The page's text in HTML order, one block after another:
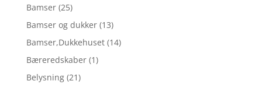
Bamser (25)
Bamser og dukker (13)
Bamser,Dukkehuset (14)
Bæreredskaber (1)
Belysning (21)